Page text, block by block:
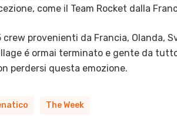
come il Team Rocket dalla
provenienti da Francia, Olanda,
é ormai terminato e gente da
perdersi questa emozione.
The Week